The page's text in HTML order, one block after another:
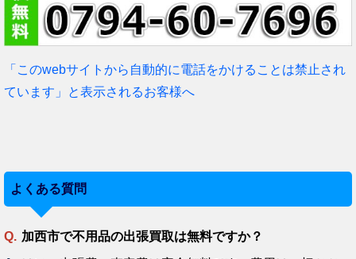
「このwebサイトから自動的に電話をかけることは禁止され
ています」と表示されるお客様へ
よくある質問
加西市で不用品の出張買取は無料ですか？